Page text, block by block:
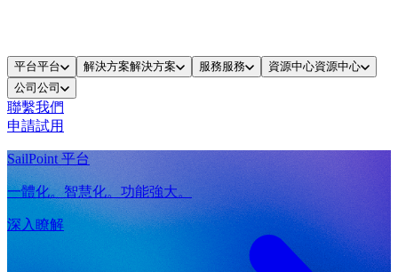
平台平台 解決方案解決方案 服務服務 資源中心資源中心
公司 公司
聯繫我們
申請試用
SailPoint 平台
一體化。智慧化。功能強大。
深入瞭解